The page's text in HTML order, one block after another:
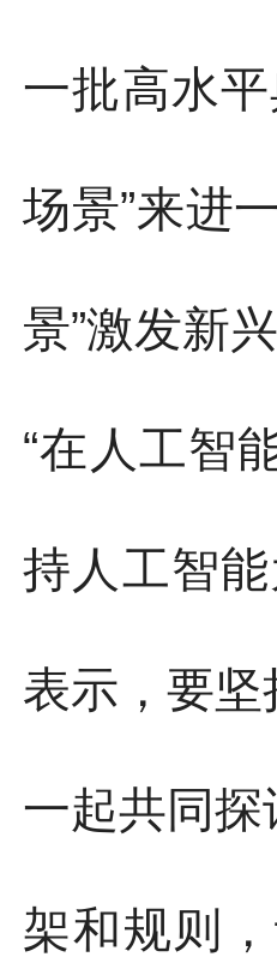
一批高水
场景”来进
景”激发新
“在人工智
持人工智
表示，要
一起共同
架和规则